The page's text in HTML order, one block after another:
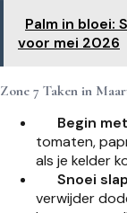
Palm in bloei:
voor mei 2026
Zone 7 Taken in
Begin
tomaten,
als je kelder
Snoei
verwijder